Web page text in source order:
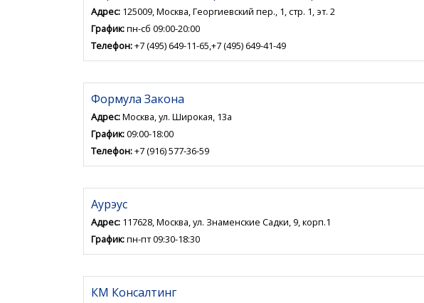
Адрес: 125009, Москва, Георгиевский пер., 1, стр. 1, эт. 2
График:пн-сб 09:00-20:00
Телефон:+7 (495) 649-11-65,+7 (495) 649-41-49
Формула Закона
Адрес:Москва, ул. Широкая, 13а
График:09:00-18:00
Телефон:+7 (916) 577-36-59
Аурэус
Адрес: 117628, Москва, ул. Знаменские Садки, 9, корп.1
График:пн-пт 09:30-18:30
КМ Консалтинг